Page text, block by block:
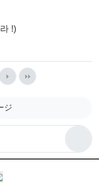
!)
ジ